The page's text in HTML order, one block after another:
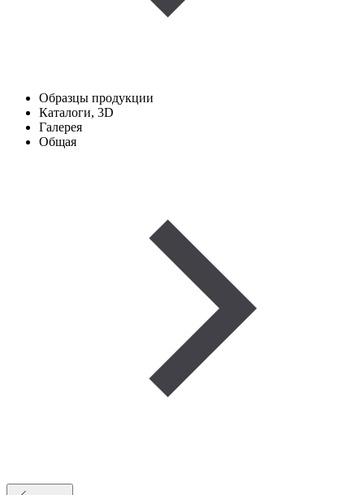
Образцы продукции
Каталоги, 3D
Галерея
Общая